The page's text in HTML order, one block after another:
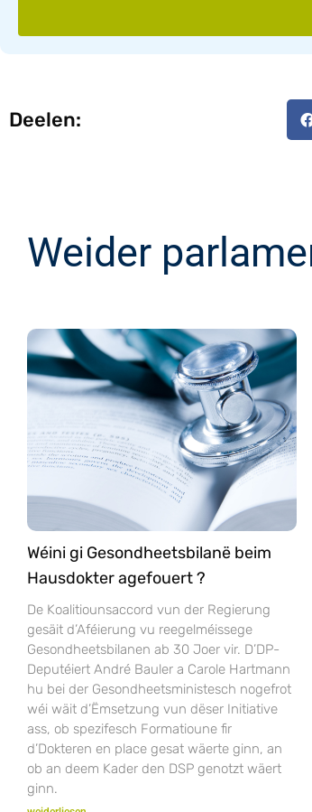
Deelen:
Weider
Wéini gi Gesondheetsbilanë beim
Hausdokter agefouert ?
De Koalitiounsaccord vun der Regierung
gesäit d’Aféierung vu reegelméissege
Gesondheetsbilanen ab 30 Joer vir. D’DP-
Deputéiert André Bauler a Carole Hartmann
hu bei der Gesondheetsministesch nogefrot
wéi wäit d’Ëmsetzung vun dëser Initiative
ass, ob spezifesch Formatioune fir
d’Dokteren en place gesat wäerte ginn, an
ob an deem Kader den DSP genotzt wäert
ginn.